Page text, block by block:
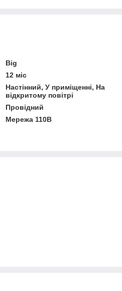
Big
12 міс
Настінний, У приміщенні, На
відкритому повітрі
Провідний
Мережа 110В